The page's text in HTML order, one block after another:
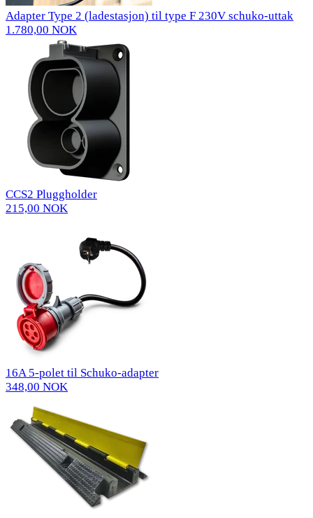
Adapter Type 2 (ladestasjon) til type F 230V schuko-uttak
1.780,00 NOK
CCS2 Pluggholder
215,00 NOK
16A 5-polet til Schuko-adapter
348,00 NOK